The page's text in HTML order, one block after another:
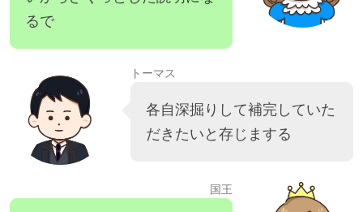
るで
トーマス
各自深掘りして補完していた
だきたいと存じまする
国王